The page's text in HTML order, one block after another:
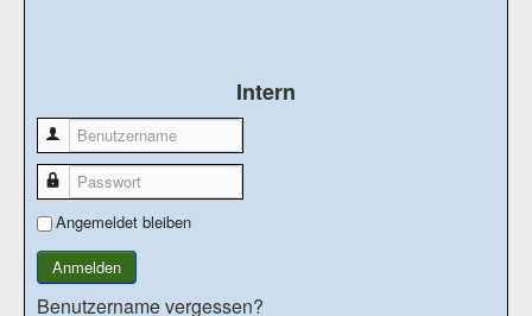
Intern
Benutzername
Passwort
Angemeldet bleiben
Anmelden
Benutzername vergessen?